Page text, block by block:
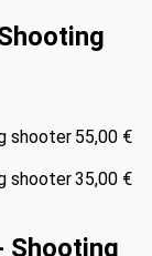
shooter 55,00 €
shooter35,00 €
Shooting